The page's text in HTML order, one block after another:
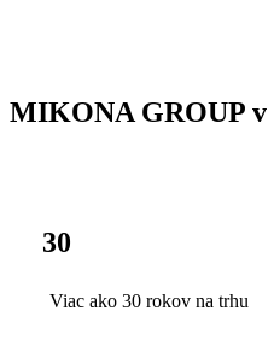
MIKONA GROUP v
30
Viac ako 30 rokov na trhu